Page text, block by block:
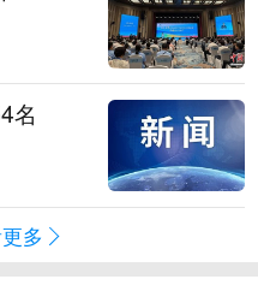
名
多